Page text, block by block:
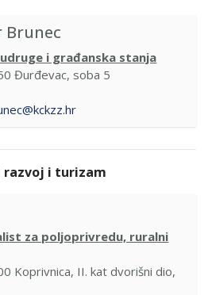
Brunec
i građanska stanja
Đurđevac, soba 5
razvoj i turizam
za poljoprivredu, ruralni
Koprivnica, II. kat dvorišni dio,